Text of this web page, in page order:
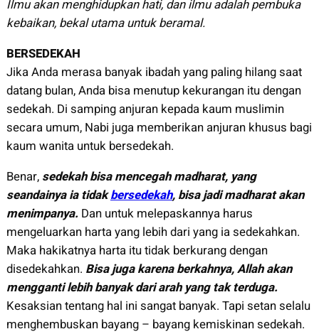
Ilmu akan menghidupkan hati, dan ilmu adalah pembuka
kebaikan, bekal utama untuk beramal.
BERSEDEKAH
Jika Anda merasa banyak ibadah yang paling hilang saat
datang bulan, Anda bisa menutup kekurangan itu dengan
sedekah. Di samping anjuran kepada kaum muslimin
secara umum, Nabi juga memberikan anjuran khusus bagi
kaum wanita untuk bersedekah.
Benar, sedekah bisa mencegah madharat, yang
seandainya ia tidakbersedekah, bisa jadi madharat akan
menimpanya. Dan untuk melepaskannya harus
mengeluarkan harta yang lebih dari yang ia sedekahkan.
Maka hakikatnya harta itu tidak berkurang dengan
disedekahkan. Bisa juga karena berkahnya, Allah akan
mengganti lebih banyak dari arah yang tak terduga.
Kesaksian tentang hal ini sangat banyak. Tapi setan selalu
menghembuskan bayang – bayang kemiskinan sedekah.